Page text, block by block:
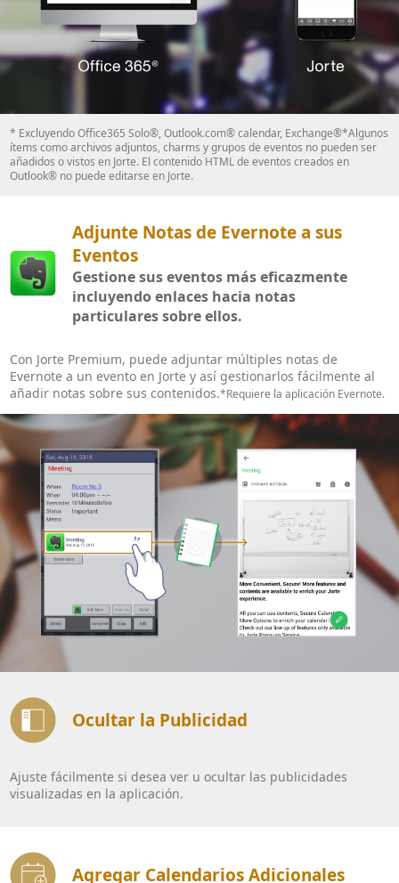
* Excluyendo Office365 Solo®, Outlook.com® calendar, Exchange®*Algunos
ítems como archivos adjuntos, charms y grupos de eventos no pueden ser
añadidos o vistos en Jorte. El contenido HTML de eventos creados en
Outlook® no puede editarse en Jorte.
Adjunte Notas de Evernote a sus
Eventos
Gestione sus eventos más eficazmente
incluyendo enlaces hacia notas
particulares sobre ellos.
Con Jorte Premium, puede adjuntar múltiples notas de
Evernote a un evento en Jorte y así gestionarlos fácilmente al
añadir notas sobre sus contenidos.*Requiere la aplicación Evernote.
Ocultar la Publicidad
Ajuste fácilmente si desea ver u ocultar las publicidades
visualizadas en la aplicación.
Agregar Calendarios Adicionales